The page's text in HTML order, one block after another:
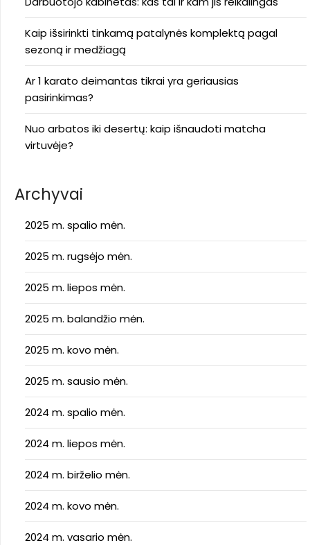
Kaip išsirinkti tinkamą patalynės komplektą pagal
sezoną ir medžiagą
Ar 1 karato deimantas tikrai yra geriausias
pasirinkimas?
Nuo arbatos iki desertų: kaip išnaudoti matcha
virtuvėje?
Archyvai
2025 m. spalio mėn.
2025 m. rugsėjo mėn.
2025 m. liepos mėn.
2025 m. balandžio mėn.
2025 m. kovo mėn.
2025 m. sausio mėn.
2024 m. spalio mėn.
2024 m. liepos mėn.
2024 m. birželio mėn.
2024 m. kovo mėn.
2024 m. vasario mėn.